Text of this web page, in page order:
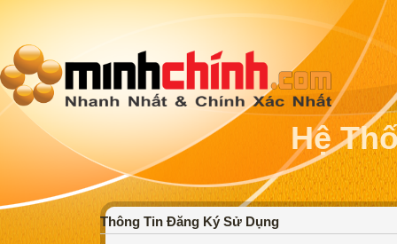
Hệ
Thông Tin Đăng Ký Sử Dụng